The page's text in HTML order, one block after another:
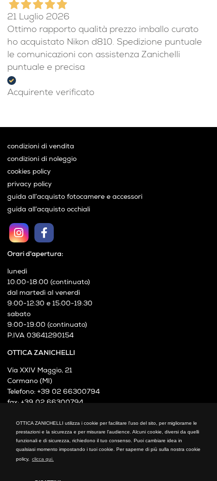
OTTICA ZANICHELLI utilizza i cookie per facilitare l'uso del sito, per migliorarne le
prestazioni e la sicurezza e per misurare l'audience. Alcuni cookie, diversi da quelli
funzionali e di sicurezza, richiedono il tuo consenso. Puoi cambiare idea in
qualsiasi momento impostando i tuoi cookie. Per saperne di più sulla nostra cookie
policy, clicca qui.
21 Luglio 2026
Ottimo rapporto qualità prezzo imballo curato
ho acquistato Nikon d810. Spedizione puntuale
le comunicazioni con assistenza Zanichelli
puntuale e precisa
Acquirente verificato
OTTICA ZANICHELLI
Via XXIV Maggio, 21
Cormano (MI)
Telefono: +39 02 66300794
fax: +39 02 66300794
Orari d'apertura:
lunedì
10:00-18:00 (continuato)
dal martedì al venerdì
9:00-12:30 e 15:00-19:30
sabato
9:00-19:00 (continuato)
P.IVA 03641290154
condizioni di vendita
condizioni di noleggio
cookies policy
privacy policy
guida all’acquisto fotocamere e accessori
guida all’acquisto occhiali